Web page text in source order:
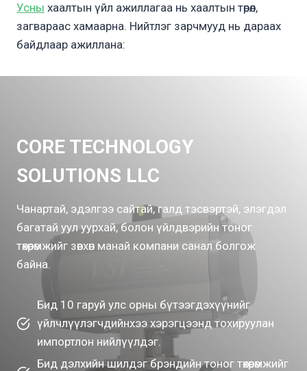
Усны хаалтын үйл ажиллагаа нь хаалтын төрөл,
загвараас хамаарна. Нийтлэг зарчмууд нь дараах
байдлаар ажиллана:
CORE TECHNOLOGY
SOLUTIONS LLC
Чанартай, эдэлгээ сайтай, галд тэсвэртэй, элэгдэл
багатай уул уурхай, болон үйлдвэрийн тоног
төхөөрөмжийг зөвхөн манай компани санал болгож
байна.
Бид 10 гаруй улс орны бүтээгдэхүүнийг
үйлчлүүлэгчдийнхээ хэрэгцээнд тохируулан
импортлон нийлүүлдэг.
Бид дэлхийн шилдэг брэндийн тоног төхөөрөмжийг